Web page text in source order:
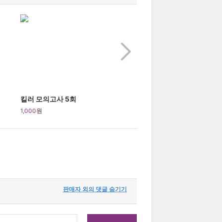
킬러 모의고사 5회
1,000원
판매자 외의 댓글 숨기기